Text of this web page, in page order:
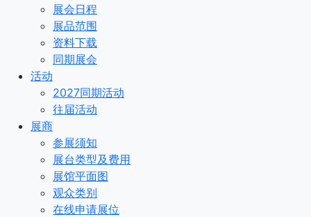
展会日程
展品范围
资料下载
同期展会
活动
2027同期活动
往届活动
展商
参展须知
展台类型及费用
展馆平面图
观众类别
在线申请展位